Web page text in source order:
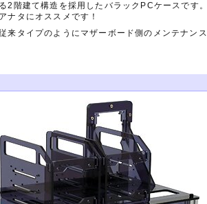
階建て構造を採用したバラックPCケースです。
ナタにオススメです！
来タイプのようにマザーボード側のメンテナンス